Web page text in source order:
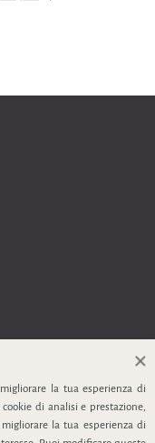
la tua esperienza di
di analisi e prestazione,
la tua esperienza di